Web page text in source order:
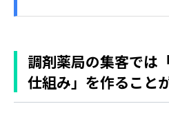
調剤薬局の集客では
仕組み」を作ること